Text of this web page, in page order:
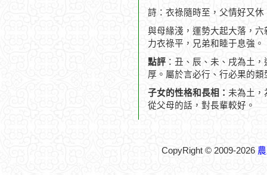
詩：衣祿隨時至，父情好又
與母緣淺，運勢大起大落，
力衣祿平，兄弟和睦于息強。
點評 ：丑、辰、未、戌為土
厚。屬於言必行、行必果的
子女的性格和長相： 未為土，
從父母的話，對長輩較好。
CopyRight © 2009-2026